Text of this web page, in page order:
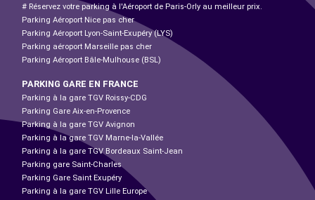
# Réservez votre parking à l'Aéroport de Paris-Orly au meilleur prix.
Parking Aéroport Nice pas cher
Parking Aéroport Lyon-Saint-Exupéry (LYS)
Parking aéroport Marseille pas cher
Parking Aéroport Bâle-Mulhouse (BSL)
PARKING GARE EN FRANCE
Parking à la gare TGV Roissy-CDG
Parking Gare Aix-en-Provence
Parking à la gare TGV Avignon
Parking à la gare TGV Marne-la-Vallée
Parking à la gare TGV Bordeaux Saint-Jean
Parking gare Saint-Charles
Parking Gare Saint Exupéry
Parking à la gare TGV Lille Europe